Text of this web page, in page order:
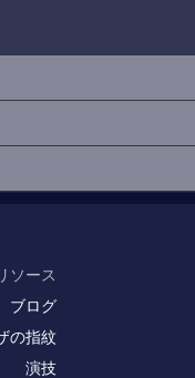
ソース
ブログ
の指紋
演技